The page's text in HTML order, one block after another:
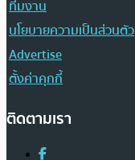
ทีมงาน
นโยบายความเป็นส่วนตัว
Advertise
ตั้งค่าคุกกี้
ติดตามเรา